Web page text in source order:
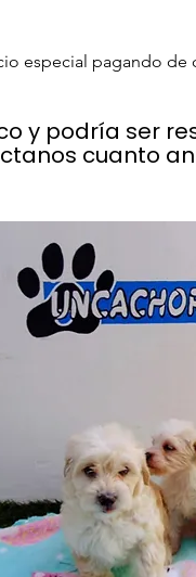
especial pagando de
y podría ser
cuanto